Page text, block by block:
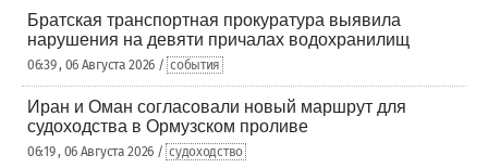
Братская транспортная прокуратура выявила
нарушения на девяти причалах водохранилищ
06:39 , 06 Августа 2026 / события
Иран и Оман согласовали новый маршрут для
судоходства в Ормузском проливе
06:19 , 06 Августа 2026 / судоходство